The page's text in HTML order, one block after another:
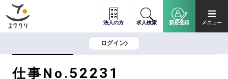
法人の方 求人検索 新規登録 メニュー
ログイン
仕事No.52231